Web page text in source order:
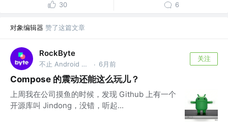
30 6
对象编辑器 赞了这篇文章
RockByte
不止 Android 工程师 · 6月前
关注
Compose 的震动还能这么玩儿？
上周我在公司摸鱼的时候，发现 Github 上有一个
开源库叫 Jindong，没错，听起...